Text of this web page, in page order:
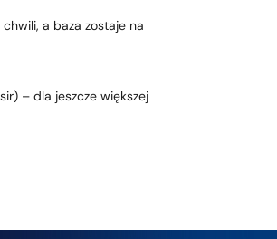
a baza zostaje na
– dla jeszcze większej